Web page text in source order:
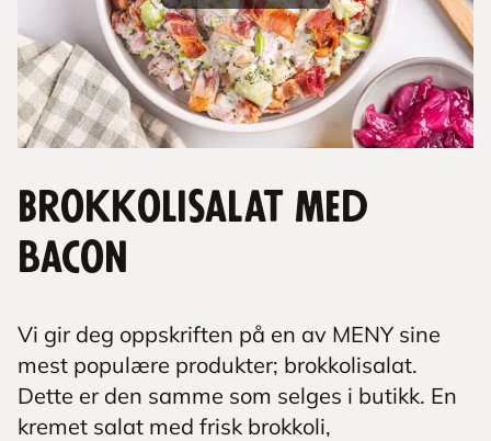
Brokkolisalat med
bacon
Vi gir deg oppskriften på en av MENY sine
mest populære produkter; brokkolisalat.
Dette er den samme som selges i butikk. En
kremet salat med frisk brokkoli,